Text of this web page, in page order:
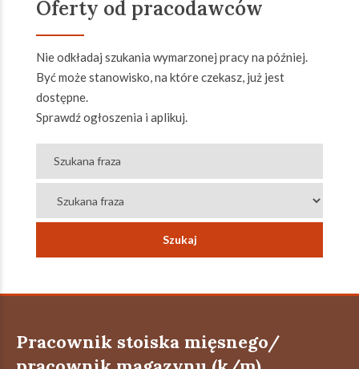
Oferty od pracodawców
Nie odkładaj szukania wymarzonej pracy na później.
Być może stanowisko, na które czekasz, już jest
dostępne.
Sprawdź ogłoszenia i aplikuj.
Pracownik stoiska mięsnego/